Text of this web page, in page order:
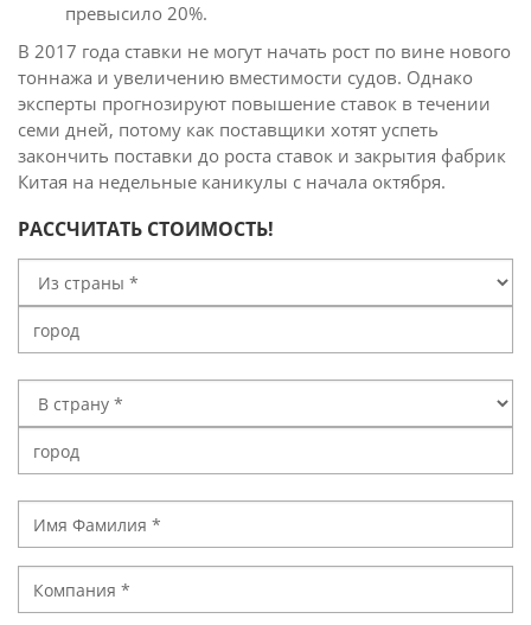
превысило 20%.
В 2017 года ставки не могут начать рост по вине нового
тоннажа и увеличению вместимости судов. Однако
эксперты прогнозируют повышение ставок в течении
семи дней, потому как поставщики хотят успеть
закончить поставки до роста ставок и закрытия фабрик
Китая на недельные каникулы с начала октября.
РАССЧИТАТЬ СТОИМОСТЬ!